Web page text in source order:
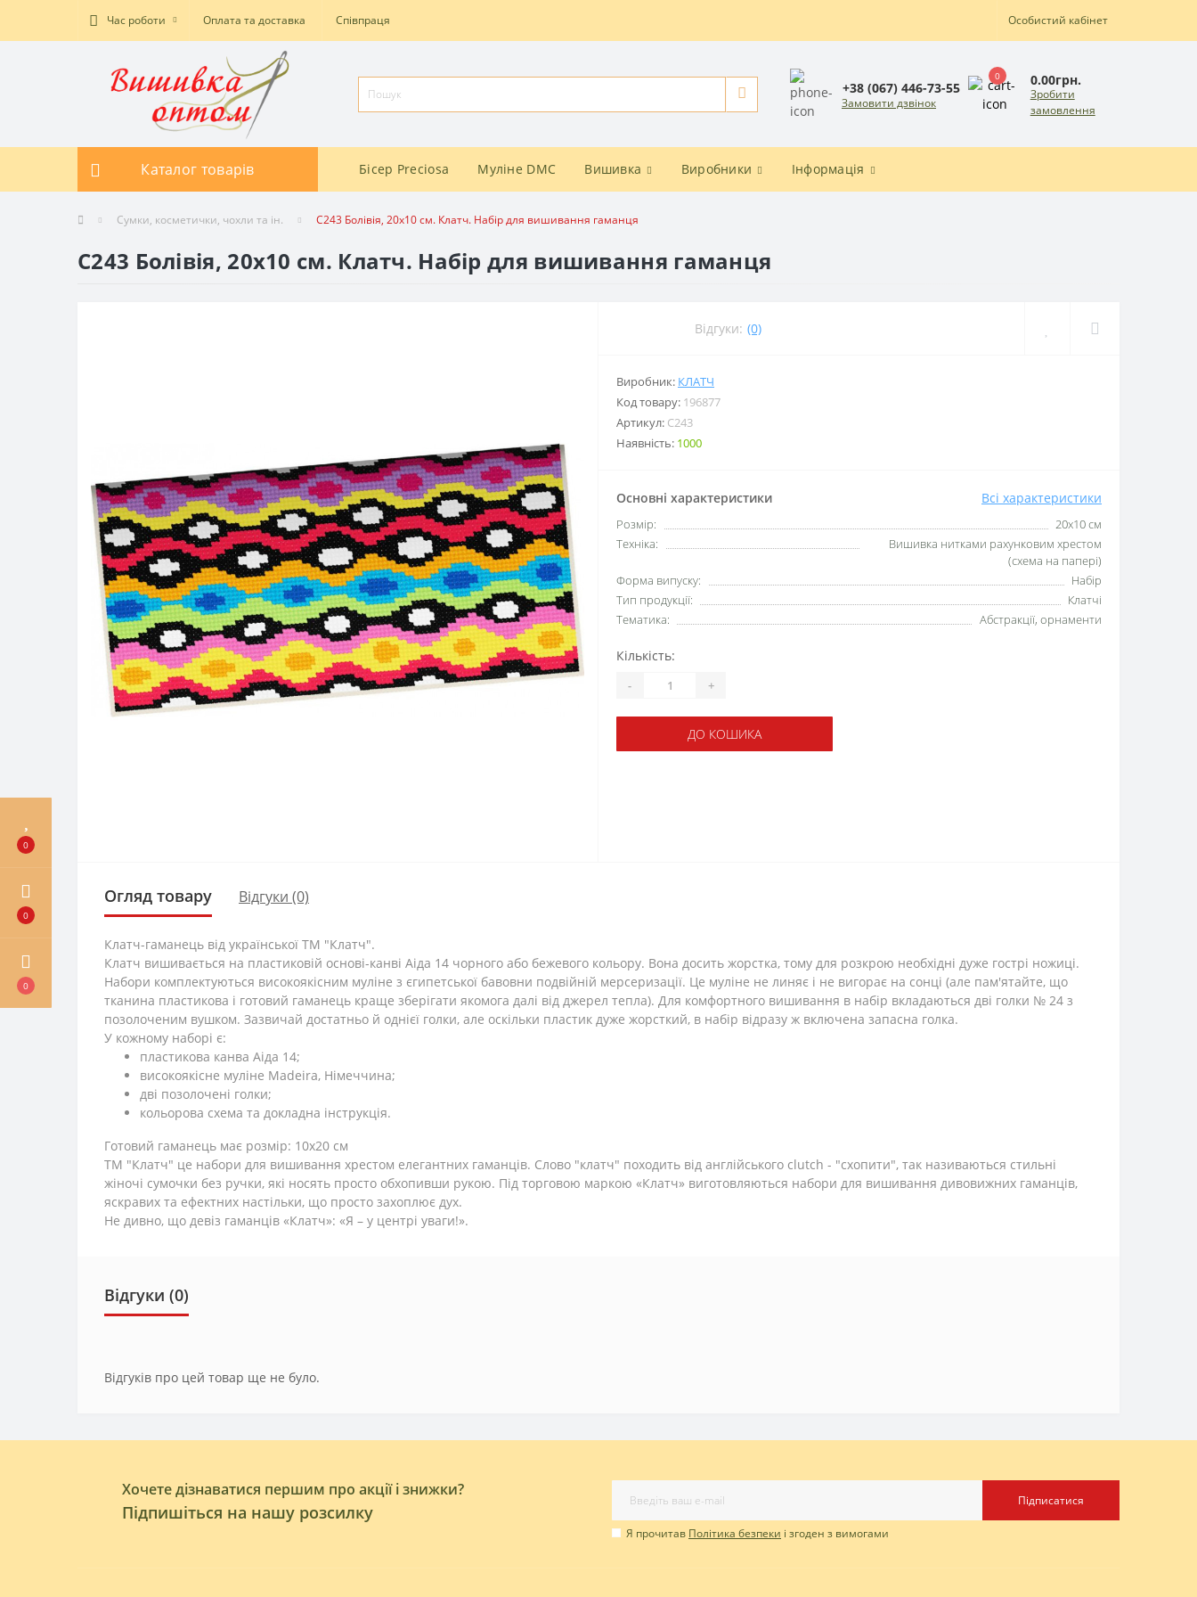
0
0
0
Час роботи Оплата та доставка Співпраця Особистий кабінет
+38 (067) 446-73-55
Замовити дзвінок
0 0.00грн.
Зробити
замовлення
Каталог товарів Бісер Preciosa Муліне DMC Вишивка Виробники Інформація
Сумки, косметички, чохли та ін. C243 Болівія, 20x10 см. Клатч. Набір для вишивання гаманця
C243 Болівія, 20x10 см. Клатч. Набір для вишивання гаманця
Відгуки: (0)
Виробник: КЛАТЧ
Код товару: 196877
Артикул: C243
Наявність: 1000
Основні характеристики Всі характеристики
Розмір:
20x10 см
Техніка:
Вишивка нитками рахунковим хрестом
(схема на папері)
Форма випуску:
Набір
Тип продукції:
Клатчі
Тематика:
Абстракції, орнаменти
Кількість:
- +
ДО КОШИКА
Огляд товару Відгуки (0)
Клатч-гаманець від української ТМ "Клатч".
Клатч вишивається на пластиковій основі-канві Аіда 14 чорного або бежевого кольору. Вона досить жорстка, тому для розкрою необхідні дуже гострі ножиці.
Набори комплектуються високоякісним муліне з єгипетської бавовни подвійній мерсеризації. Це муліне не линяє і не вигорає на сонці (але пам'ятайте, що
тканина пластикова і готовий гаманець краще зберігати якомога далі від джерел тепла). Для комфортного вишивання в набір вкладаються дві голки № 24 з
позолоченим вушком. Зазвичай достатньо й однієї голки, але оскільки пластик дуже жорсткий, в набір відразу ж включена запасна голка.
У кожному наборі є:
пластикова канва Аіда 14;
високоякісне муліне Madeira, Німеччина;
дві позолочені голки;
кольорова схема та докладна інструкція.
Готовий гаманець має розмір: 10х20 см
ТМ "Клатч" це набори для вишивання хрестом елегантних гаманців. Слово "клатч" походить від англійського clutch - "схопити", так називаються стильні
жіночі сумочки без ручки, які носять просто обхопивши рукою. Під торговою маркою «Клатч» виготовляються набори для вишивання дивовижних гаманців,
яскравих та ефектних настільки, що просто захоплює дух.
Не дивно, що девіз гаманців «Клатч»: «Я – у центрі уваги!».
Відгуки (0)
Відгуків про цей товар ще не було.
Хочете дізнаватися першим про акції і знижки?
Підпишіться на нашу розсилку
Підписатися
Я прочитав Політика безпеки і згоден з вимогами